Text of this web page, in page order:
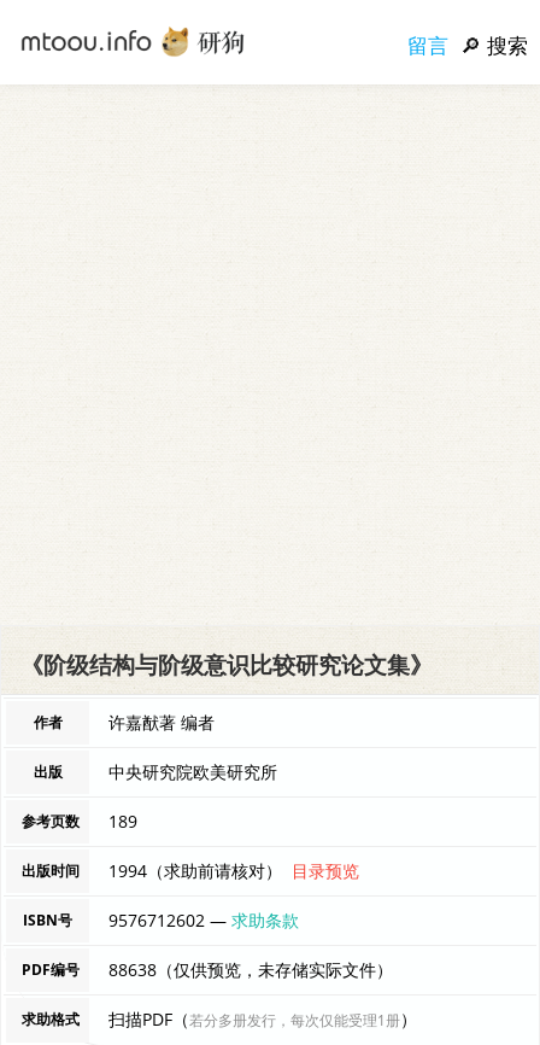
留言 搜索
《阶级结构与阶级意识比较研究论文集》
作者 许嘉猷著 编者
出版 中央研究院欧美研究所
参考页数 189
出版时间 1994（求助前请核对） 目录预览
ISBN号 9576712602 —求助条款
PDF编号 88638（仅供预览，未存储实际文件）
求助格式 扫描PDF（若分多册发行，每次仅能受理1册）